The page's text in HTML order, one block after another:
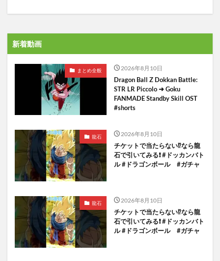
新着動画
まとめ全般 2026年8月10日
Dragon Ball Z Dokkan Battle:
STR LR Piccolo ➜ Goku
FANMADE Standby Skill OST
#shorts
龍石 2026年8月10日
チケットで当たらない⁉️なら龍
石で引いてみる❗️ #ドッカンバト
ル #ドラゴンボール #ガチャ
龍石 2026年8月10日
チケットで当たらない⁉️なら龍
石で引いてみる❗️ #ドッカンバト
ル #ドラゴンボール #ガチャ